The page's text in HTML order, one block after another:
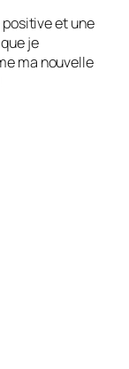
positive et une
je
ma nouvelle